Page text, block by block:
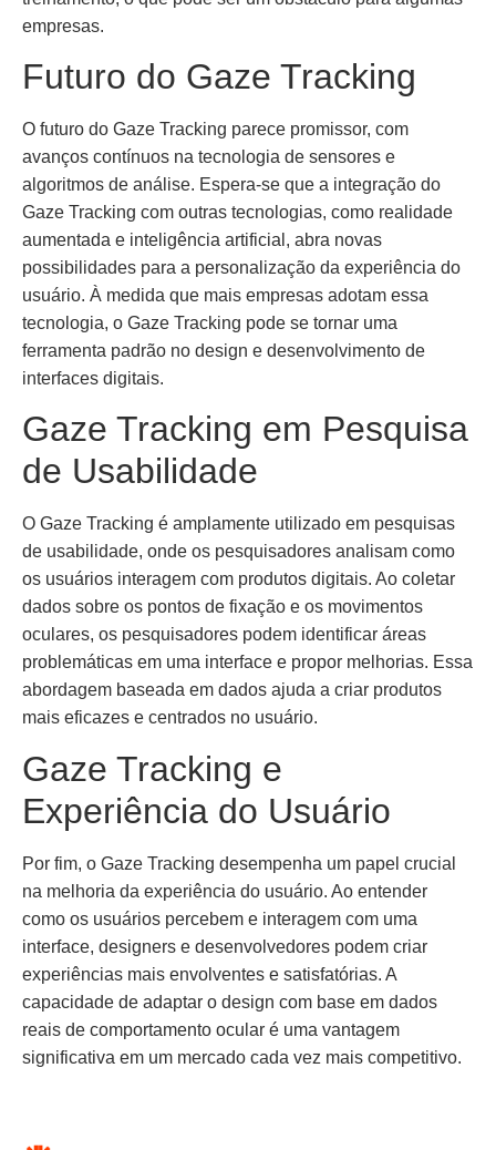
empresas.
Futuro do Gaze Tracking
O futuro do Gaze Tracking parece promissor, com
avanços contínuos na tecnologia de sensores e
algoritmos de análise. Espera-se que a integração do
Gaze Tracking com outras tecnologias, como realidade
aumentada e inteligência artificial, abra novas
possibilidades para a personalização da experiência do
usuário. À medida que mais empresas adotam essa
tecnologia, o Gaze Tracking pode se tornar uma
ferramenta padrão no design e desenvolvimento de
interfaces digitais.
Gaze Tracking em Pesquisa
de Usabilidade
O Gaze Tracking é amplamente utilizado em pesquisas
de usabilidade, onde os pesquisadores analisam como
os usuários interagem com produtos digitais. Ao coletar
dados sobre os pontos de fixação e os movimentos
oculares, os pesquisadores podem identificar áreas
problemáticas em uma interface e propor melhorias. Essa
abordagem baseada em dados ajuda a criar produtos
mais eficazes e centrados no usuário.
Gaze Tracking e
Experiência do Usuário
Por fim, o Gaze Tracking desempenha um papel crucial
na melhoria da experiência do usuário. Ao entender
como os usuários percebem e interagem com uma
interface, designers e desenvolvedores podem criar
experiências mais envolventes e satisfatórias. A
capacidade de adaptar o design com base em dados
reais de comportamento ocular é uma vantagem
significativa em um mercado cada vez mais competitivo.